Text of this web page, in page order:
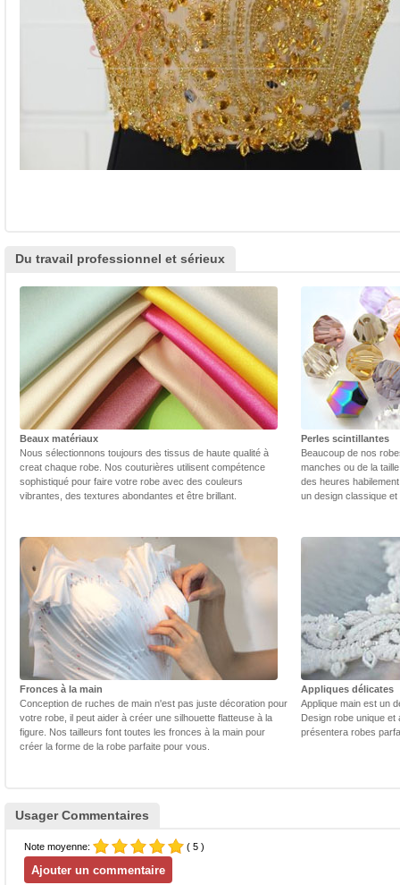
Du travail professionnel et sérieux
Beaux matériaux
Nous sélectionnons toujours des tissus de haute qualité à
creat chaque robe. Nos couturières utilisent compétence
sophistiqué pour faire votre robe avec des couleurs
vibrantes, des textures abondantes et être brillant.
Perles scintillantes
Beaucoup de nos
manches ou de la
des heures
un design classique
Fronces à la main
Conception de ruches de main n'est pas juste décoration pour
votre robe, il peut aider à créer une silhouette flatteuse à la
figure. Nos tailleurs font toutes les fronces à la main pour
créer la forme de la robe parfaite pour vous.
Appliques délicates
Applique main est un
Design robe unique
présentera robes
Usager Commentaires
Note moyenne: ( 5 )